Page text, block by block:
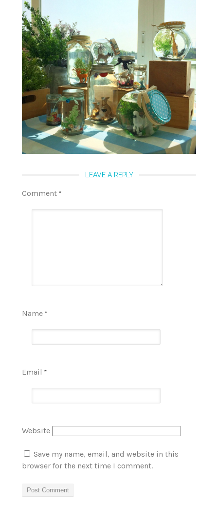
LEAVE A REPLY
Comment*
Name*
Email*
Website
Save my name, email, and website in this
browser for the next time I comment.